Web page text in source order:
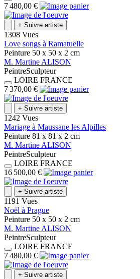
7 480,00 €
+ Suivre artiste
1308 Vues
Love songs à Ramatuelle
Peinture 50 x 50 x 2 cm
M. Martine ALISON
PeintreSculpteur
LOIRE FRANCE
7 370,00 €
+ Suivre artiste
1242 Vues
Mariage à Maussane les Alpilles
Peinture 81 x 81 x 2 cm
M. Martine ALISON
PeintreSculpteur
LOIRE FRANCE
16 500,00 €
+ Suivre artiste
1191 Vues
Noël à Prague
Peinture 50 x 50 x 2 cm
M. Martine ALISON
PeintreSculpteur
LOIRE FRANCE
7 480,00 €
+ Suivre artiste